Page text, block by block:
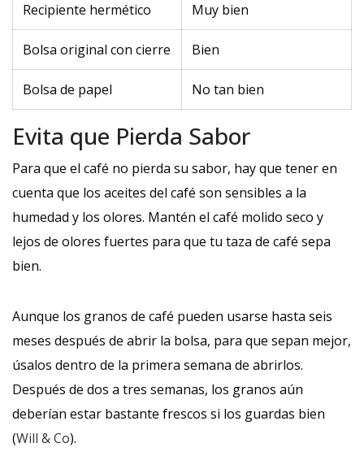
Recipiente hermético Muy bien
Bolsa original con cierre Bien
Bolsa de papel No tan bien
Evita que Pierda Sabor
Para que el café no pierda su sabor, hay que tener en
cuenta que los aceites del café son sensibles a la
humedad y los olores. Mantén el café molido seco y
lejos de olores fuertes para que tu taza de café sepa
bien.
Aunque los granos de café pueden usarse hasta seis
meses después de abrir la bolsa, para que sepan mejor,
úsalos dentro de la primera semana de abrirlos.
Después de dos a tres semanas, los granos aún
deberían estar bastante frescos si los guardas bien
(Will & Co).